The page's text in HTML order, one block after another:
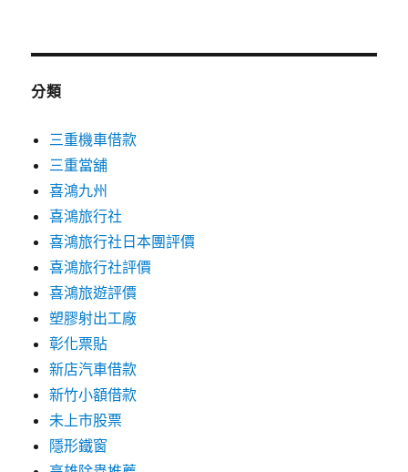
分類
三重機車借款
三重當舖
喜鴻九州
喜鴻旅行社
喜鴻旅行社日本團評價
喜鴻旅行社評價
喜鴻旅遊評價
塑膠射出工廠
彰化票貼
新店汽車借款
新竹小額借款
未上市股票
隱形鐵窗